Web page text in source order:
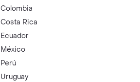
Colombia
Costa Rica
Ecuador
México
Perú
Uruguay